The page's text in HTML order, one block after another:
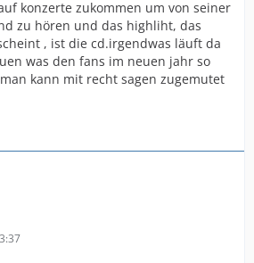
konzerte zukommen um von seiner
zu hören und das highliht, das
, ist die cd.irgendwas läuft da
was den fans im neuen jahr so
kann mit recht sagen zugemutet